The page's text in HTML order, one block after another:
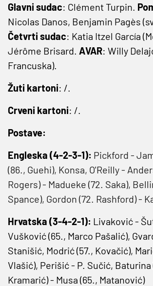
Glavni sudac: Clément Turpin.
Nicolas Danos, Benjamin Pagès
Četvrti sudac: Katia Itzel García
Jérôme Brisard. AVAR: Willy
Francuska).
Žuti kartoni: /.
Crveni kartoni: /.
Postave:
Engleska (4-2-3-1): Pickford -
(86., Guehi), Konsa, O'Reilly -
Rogers) - Madueke (72. Saka),
Spance), Gordon (72. Rashford) -
Hrvatska (3-4-2-1): Livaković -
Vušković (65., Marco Pašalić),
Stanišić, Modrić (57., Kovačić),
Vlašić), Perišić - P. Sučić, Baturina
Kramarić) - Musa (65., Matanović)